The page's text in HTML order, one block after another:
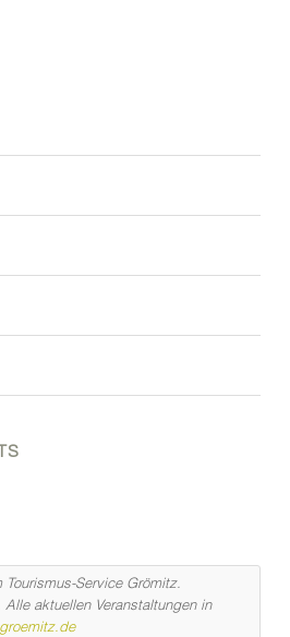
Service Grömitz.
aktuellen Veranstaltungen in
groemitz.de